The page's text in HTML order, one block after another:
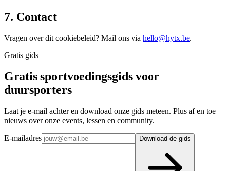
7. Contact
Vragen over dit cookiebeleid? Mail ons via hello@hytx.be.
Gratis gids
Gratis sportvoedingsgids voor
duursporters
Laat je e-mail achter en download onze gids meteen. Plus af en toe
nieuws over onze events, lessen en community.
E-mailadres Download de gids